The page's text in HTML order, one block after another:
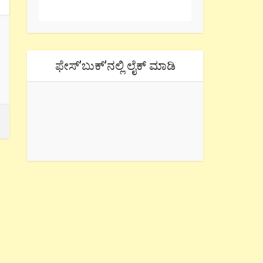
ಫೇಸ್’ಬುಕ್’ನಲ್ಲಿ ಲೈಕ್ ಮಾಡಿ